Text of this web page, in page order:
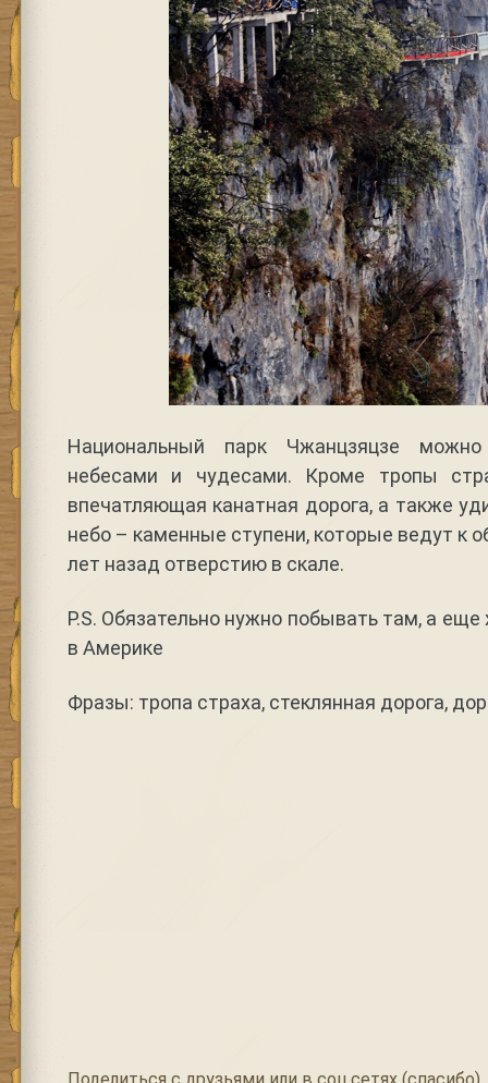
Национальный парк Чжанцзяцзе можно
небесами и чудесами. Кроме тропы
впечатляющая канатная дорога, а также
небо – каменные ступени, которые ведут к
лет назад отверстию в скале.
P.S. Обязательно нужно побывать там, а
в Америке
Фразы: тропа страха, стеклянная дорога,